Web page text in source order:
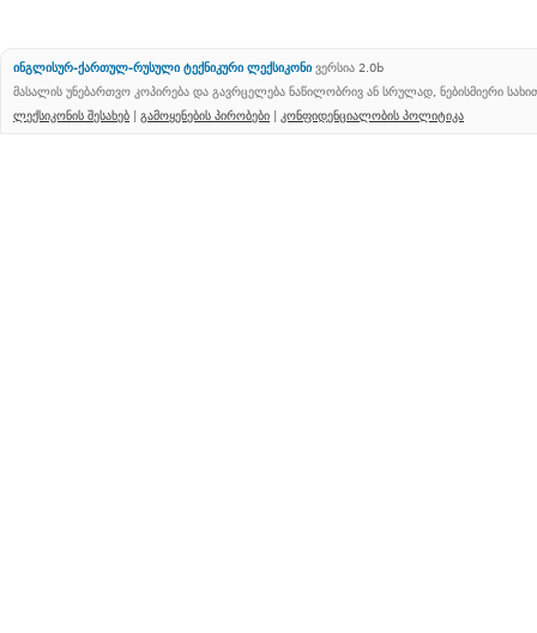
ინგლისურ-ქართულ-რუსული ტექნიკური ლექსიკონი ვერსია 2.0b
მასალის უნებართვო კოპირება და გავრცელება ნაწილობრივ ან სრულად, ნებისმიერი
ლექსიკონის შესახებ | გამოყენების პირობები | კონფიდენციალობის პოლიტიკა